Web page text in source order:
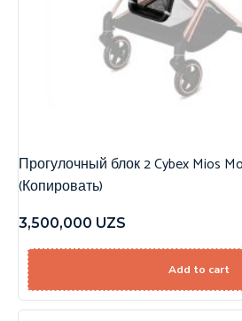
Прогулочный блок 2 Cybex Mios
(Копировать)
3,500,000 UZS
Add to cart